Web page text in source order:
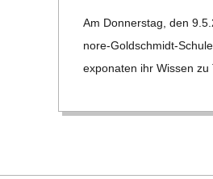
C
H
M
Am Don­ners­tag, den
nore-Gol­d­­schmidt-
ex­po­na­ten ihr Wis­sen zu